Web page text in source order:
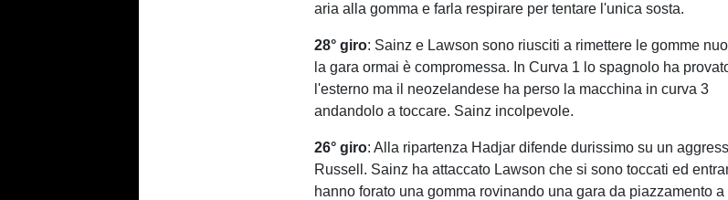
aria alla gomma e farla respirare per tentare l'unica sosta.
28° giro: Sainz e Lawson sono riusciti a rimettere le gomme
la gara ormai è compromessa. In Curva 1 lo spagnolo ha
l'esterno ma il neozelandese ha perso la macchina in curva 3
andandolo a toccare. Sainz incolpevole.
26° giro: Alla ripartenza Hadjar difende durissimo su un
Russell. Sainz ha attaccato Lawson che si sono toccati ed
hanno forato una gomma rovinando una gara da piazzamento a